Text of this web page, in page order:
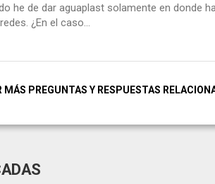
he de dar aguaplast solamente en donde
¿En el caso...
MÁS PREGUNTAS Y RESPUESTAS